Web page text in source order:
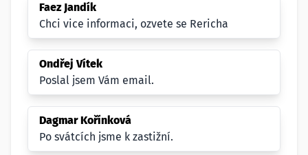
Faez Jandík
Chci vice informaci, ozvete se Rericha
Ondřej Vítek
Poslal jsem Vám email.
Dagmar Kořínková
Po svátcích jsme k zastižní.